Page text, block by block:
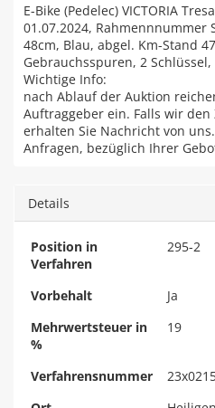
E-Bike (Pedelec) VICTORIA
01.07.2024, Rahmennnummer
48cm, Blau, abgel. Km-Stand
Gebrauchsspuren, 2
Wichtige Info:
nach Ablauf der Auktion
Auftraggeber ein. Falls wir
erhalten Sie Nachricht von
Anfragen, bezüglich Ihrer
Details
Position in
Verfahren
295-2
Vorbehalt
Ja
Mehrwertsteuer in
%
19
Verfahrensnummer